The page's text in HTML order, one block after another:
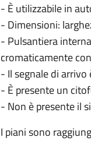
- È utilizzabile in
- Dimensioni:
- Pulsantiera
cromaticamente
- Il segnale di arrivo
- È presente un
- Non è presente il
I piani sono